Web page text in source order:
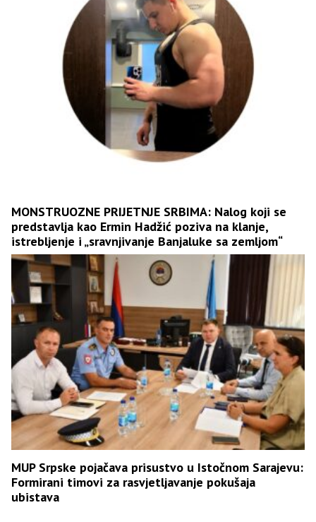
MONSTRUOZNE PRIJETNJE SRBIMA: Nalog koji se
predstavlja kao Ermin Hadžić poziva na klanje,
istrebljenje i „sravnjivanje Banjaluke sa zemljom“
MUP Srpske pojačava prisustvo u Istočnom Sarajevu:
Formirani timovi za rasvjetljavanje pokušaja
ubistava